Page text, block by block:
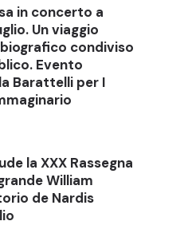
in concerto a
Un viaggio
condiviso
Evento
Barattelli per I
la XXX Rassegna
William
de Nardis